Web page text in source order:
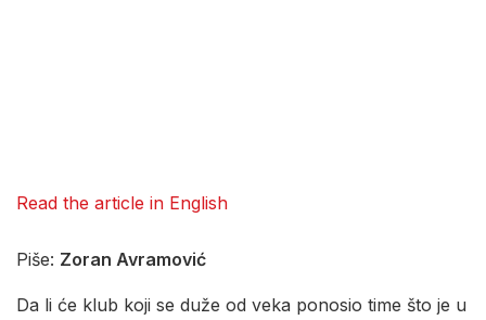
Read the article in English
Piše: Zoran Avramović
Da li će klub koji se duže od veka ponosio time što je u